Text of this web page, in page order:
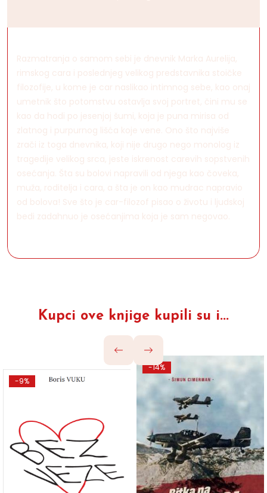
Razmatranja o samom sebi je dnevnik Marka Aurelija,
rimskog cara i poslednjeg velikog predstavnika stoičke
filozofije, u kome je car naslikao intimnog sebe, kao onaj
umetnik što potomstvu ostavlja svoj portret, čini mu se
kao da hodi po jesenjoj šumi, koja je puna mirisa od
zlatnog i purpurnog lišća koje vene. Ono što najviše
zrači iz toga dnevnika, koji nije drugo nego monolog iz
tragedije velikog srca, jeste iskrenost carevih sopstvenih
osećanja. Šta su bolovi napravili od njega kao čoveka,
muža, roditelja i cara, a šta je on kao mudrac napravio
od bolova! Sve što je car-filozof pisao o životu i ljudskoj
bedi zadahnuo je osećanjima koja je sam negovao.
Kupci ove knjige kupili su i...
-9%
-14%